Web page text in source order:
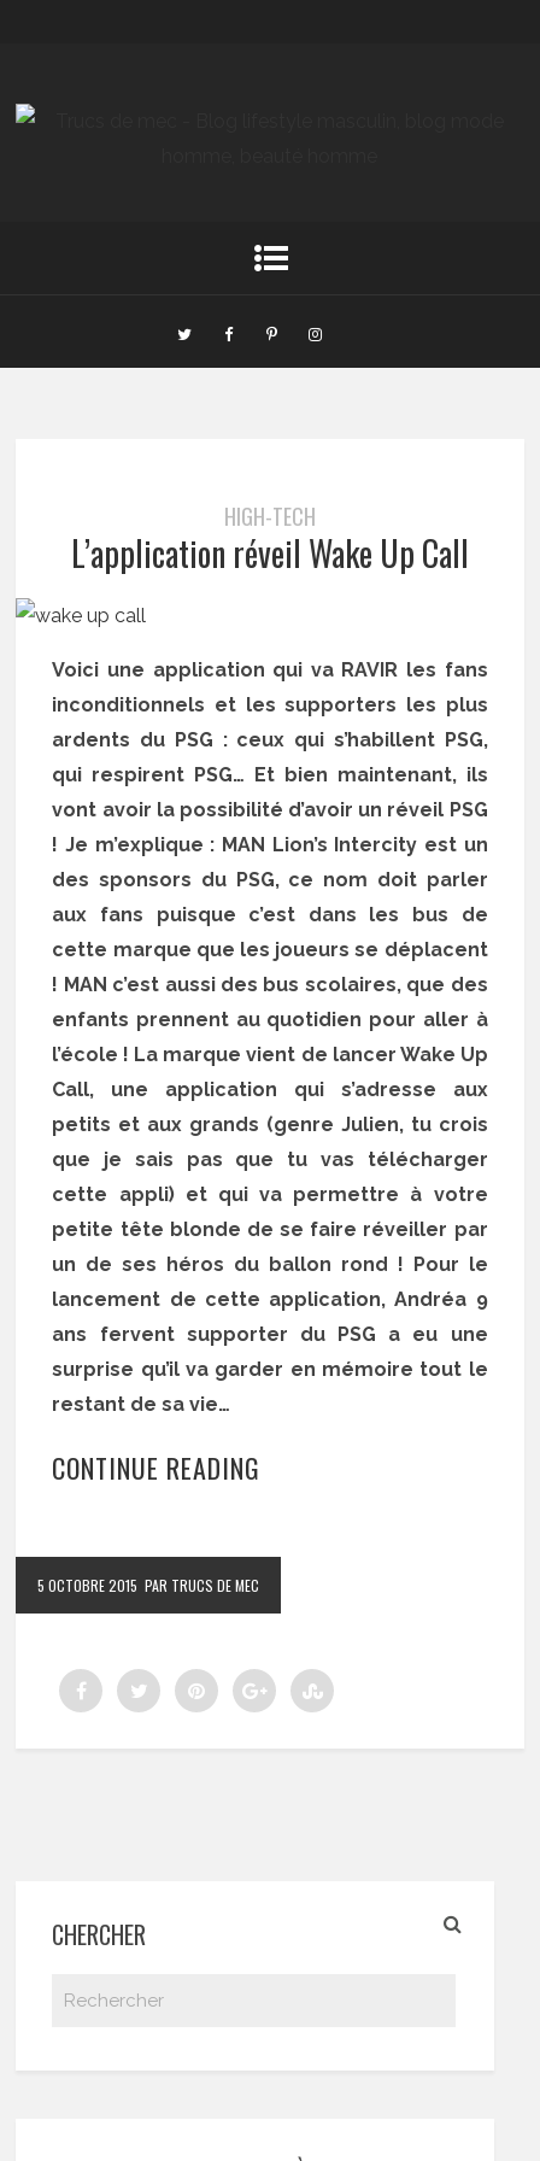
HIGH-TECH
L’application réveil Wake Up Call
Voici une application qui va RAVIR les fans
inconditionnels et les supporters les plus
ardents du PSG : ceux qui s’habillent PSG,
qui respirent PSG… Et bien maintenant, ils
vont avoir la possibilité d’avoir un réveil PSG
! Je m’explique : MAN Lion’s Intercity est un
des sponsors du PSG, ce nom doit parler
aux fans puisque c’est dans les bus de
cette marque que les joueurs se déplacent
! MAN c’est aussi des bus scolaires, que des
enfants prennent au quotidien pour aller à
l’école ! La marque vient de lancer Wake Up
Call, une application qui s’adresse aux
petits et aux grands (genre Julien, tu crois
que je sais pas que tu vas télécharger
cette appli) et qui va permettre à votre
petite tête blonde de se faire réveiller par
un de ses héros du ballon rond ! Pour le
lancement de cette application, Andréa 9
ans fervent supporter du PSG a eu une
surprise qu’il va garder en mémoire tout le
restant de sa vie…
CONTINUE READING
5 OCTOBRE 2015 PAR TRUCS DE MEC
CHERCHER